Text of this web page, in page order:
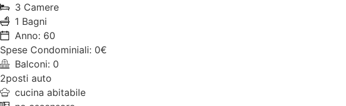
3 Camere
1 Bagni
Anno: 60
Spese Condominiali: 0€
Balconi: 0
2posti auto
cucina abitabile